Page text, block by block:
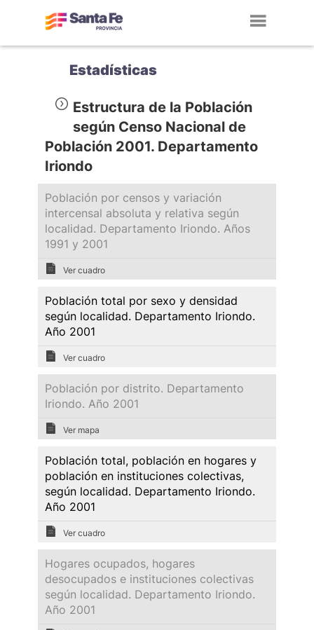
Estadísticas
Estructura de la Población
según Censo Nacional de
Población 2001. Departamento
Iriondo
Población por censos y variación
intercensal absoluta y relativa según
localidad. Departamento Iriondo. Años
1991 y 2001
Ver cuadro
Población total por sexo y densidad
según localidad. Departamento Iriondo.
Año 2001
Ver cuadro
Población por distrito. Departamento
Iriondo. Año 2001
Ver mapa
Población total, población en hogares y
población en instituciones colectivas,
según localidad. Departamento Iriondo.
Año 2001
Ver cuadro
Hogares ocupados, hogares
desocupados e instituciones colectivas
según localidad. Departamento Iriondo.
Año 2001